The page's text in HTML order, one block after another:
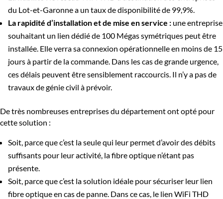
du Lot-et-Garonne a un taux de disponibilité de 99,9%.
La rapidité d’installation et de mise en service : une entreprise
souhaitant un lien dédié de 100 Mégas symétriques peut être
installée. Elle verra sa connexion opérationnelle en moins de 15
jours à partir de la commande. Dans les cas de grande urgence,
ces délais peuvent être sensiblement raccourcis. Il n’y a pas de
travaux de génie civil à prévoir.
De très nombreuses entreprises du département ont opté pour
cette solution :
Soit, parce que c’est la seule qui leur permet d’avoir des débits
suffisants pour leur activité, la fibre optique n’étant pas
présente.
Soit, parce que c’est la solution idéale pour sécuriser leur lien
fibre optique en cas de panne. Dans ce cas, le lien WiFi THD